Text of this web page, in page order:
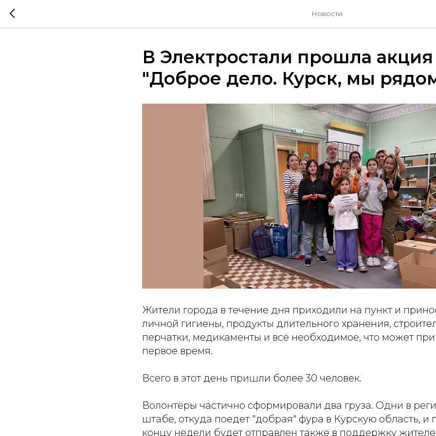
Новости
В Электростали прошла акция
"Доброе дело. Курск, мы
Жители города в течение дня приходили на пункт и
личной гигиены, продукты длительного хранения,
перчатки, медикаменты и всё необходимое, что может
первое время.
Всего в этот день пришли более 30 человек.
Волонтёры частично сформировали два груза. Одни в
штабе, откуда поедет "добрая" фура в Курскую область, и
концу недели будет отправлен также в поддержку